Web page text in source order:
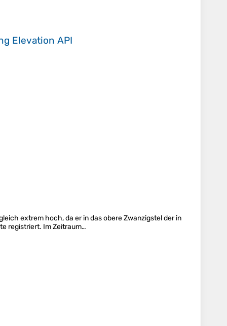
Elevation API
extrem hoch, da er in das obere Zwanzigstel der in
registriert. Im Zeitraum…